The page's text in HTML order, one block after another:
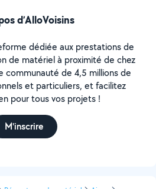
d’AlloVoisins
dédiée aux prestations de
de matériel à proximité de chez
communauté de 4,5 millions de
et particuliers, et facilitez
pour tous vos projets !
M'inscrire